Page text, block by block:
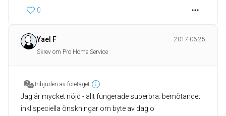
0
Yael F
2017-06-25
Skrev om Pro Home Service
Inbjuden av företaget
Jag är mycket nöjd - allt fungerade superbra: bemötandet
inkl speciella önskningar om byte av dag o